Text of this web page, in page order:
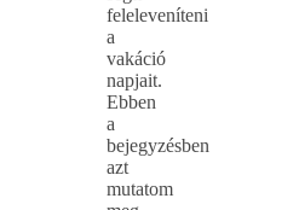
feleleveníteni
a
vakáció
napjait.
Ebben
a
bejegyzésben
azt
mutatom